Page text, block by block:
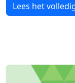
Lees het